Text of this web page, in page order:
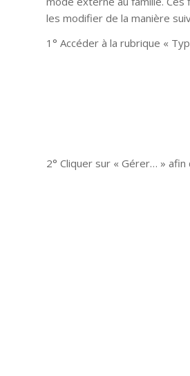
les modifier de la manière
1° Accéder à la rubrique «
2° Cliquer sur « Gérer… »